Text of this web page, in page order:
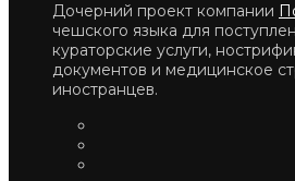
Дочерний проект компании
чешского языка для
кураторские услуги,
документов и медицинское
иностранцев.